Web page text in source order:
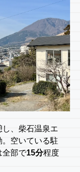
、柴石温泉エ
。空いている駐
全部で15分程度